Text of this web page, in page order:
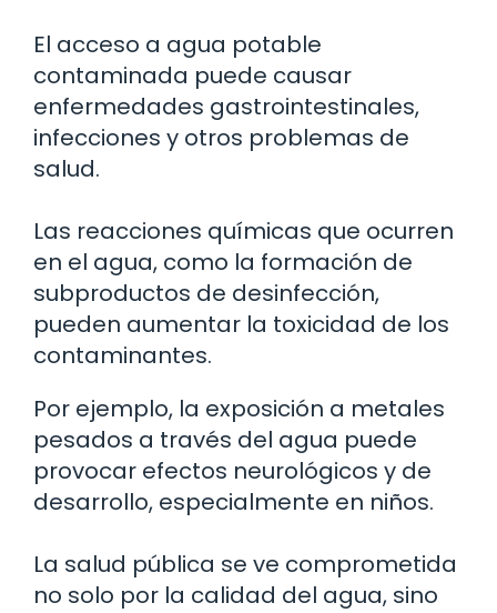
El acceso a agua potable
contaminada puede causar
enfermedades gastrointestinales,
infecciones y otros problemas de
salud.
Las reacciones químicas que ocurren
en el agua, como la formación de
subproductos de desinfección,
pueden aumentar la toxicidad de los
contaminantes.
Por ejemplo, la exposición a metales
pesados a través del agua puede
provocar efectos neurológicos y de
desarrollo, especialmente en niños.
La salud pública se ve comprometida
no solo por la calidad del agua, sino